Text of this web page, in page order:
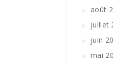
août
juillet
juin
mai